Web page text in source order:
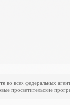
во всех федеральных
просветительские